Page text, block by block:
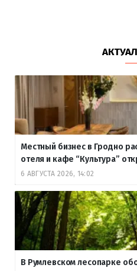
Местный бизнес в Гродно
отеля и кафе “Культура”
6 АВГУСТА 2026, 14:02
В Румлевском лесопарке